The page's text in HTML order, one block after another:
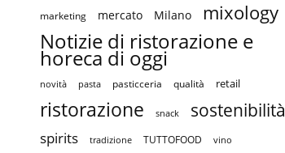
marketing mercato Milano mixology
Notizie di ristorazione e
horeca di oggi
novità pasta pasticceria qualità retail
ristorazione snack sostenibilità
spirits tradizione TUTTOFOOD vino